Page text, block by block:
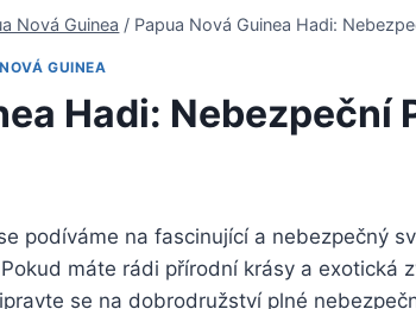
Nová Guinea / Papua Nová Guinea Hadi:
GUINEA
Hadi: Nebezpeční
podíváme na fascinující a nebezpečný
máte rádi přírodní krásy a exotická
se na dobrodružství plné